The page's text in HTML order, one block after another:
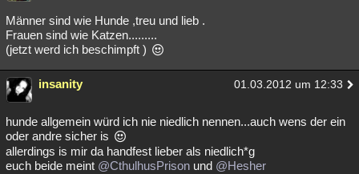
Männer sind wie Hunde ,treu und lieb .
Frauen sind wie Katzen.........
(jetzt werd ich beschimpft )
insanity 01.03.2012 um 12:33
hunde allgemein würd ich nie niedlich nennen...auch wens der ein
oder andre sicher is
allerdings is mir da handfest lieber als niedlich*g
euch beide meint @CthulhusPrison und @Hesher